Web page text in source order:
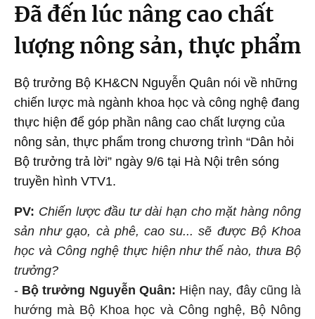
Đã đến lúc nâng cao chất
lượng nông sản, thực phẩm
Bộ trưởng Bộ KH&CN Nguyễn Quân nói về những
chiến lược mà ngành khoa học và công nghệ đang
thực hiện để góp phần nâng cao chất lượng của
nông sản, thực phẩm trong chương trình “Dân hỏi
Bộ trưởng trả lời” ngày 9/6 tại Hà Nội trên sóng
truyền hình VTV1.
PV: Chiến lược đầu tư dàihạn cho mặt hàng nông
sản như gạo, cà phê, cao su... sẽ được Bộ Khoa
học và Công nghệ thực hiện như thế nào, thưa Bộ
trưởng?
- Bộ trưởng Nguyễn Quân: Hiện nay, đây cũng là
hướng mà Bộ Khoa học và Công nghệ, Bộ Nông